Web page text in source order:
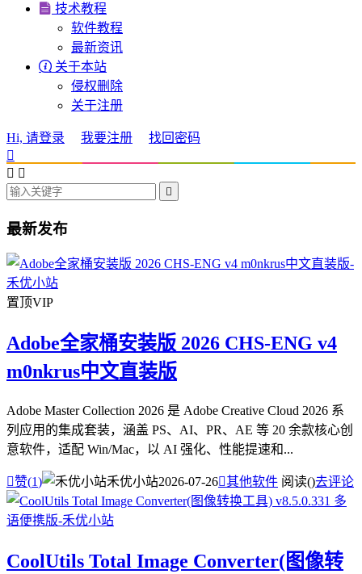
 技术教程
软件教程
最新资讯
 关于本站
侵权删除
关于注册
Hi, 请登录 我要注册
找回密码

 

最新发布
置顶VIP
Adobe全家桶安装版 2026 CHS-ENG v4
m0nkrus中文直装版
Adobe Master Collection 2026 是 Adobe Creative Cloud 2026 系
列应用的集成套装，涵盖 PS、AI、PR、AE 等 20 余款核心创
意软件，适配 Win/Mac，以 AI 强化、性能提速和...
赞(1) 禾优小站2026-07-26其他软件 阅读()去评论
CoolUtils Total Image Converter(图像转